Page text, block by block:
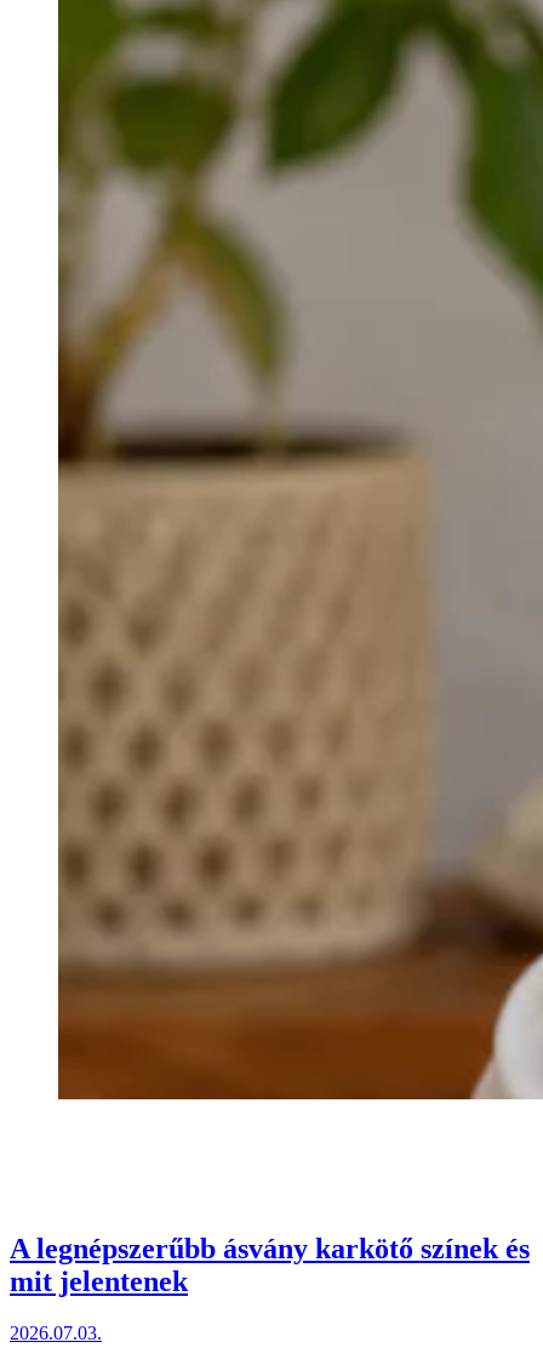
A legnépszerűbb ásvány karkötő színek és
mit jelentenek
2026.07.03.